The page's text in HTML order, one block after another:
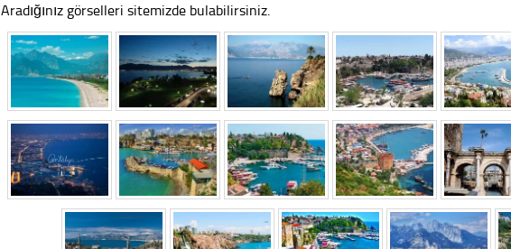
Aradığınız görselleri sitemizde bulabilirsiniz.